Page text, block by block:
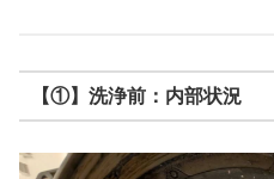
【①】洗浄前：内部状況